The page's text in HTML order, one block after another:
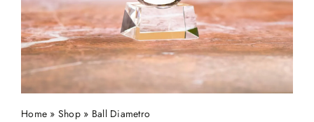
Home » Shop» Ball Diametro